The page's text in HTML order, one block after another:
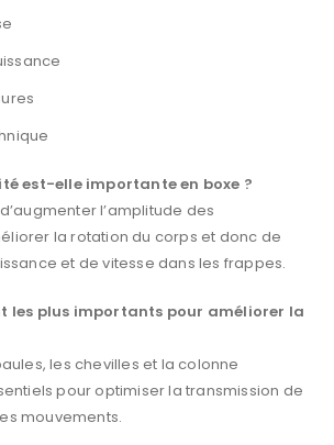
est-elle importante en boxe ?
l’amplitude des
la rotation du corps et donc de
et de vitesse dans les frappes.
les plus importants pour améliorer la
les chevilles et la colonne
pour optimiser la transmission de
mouvements.